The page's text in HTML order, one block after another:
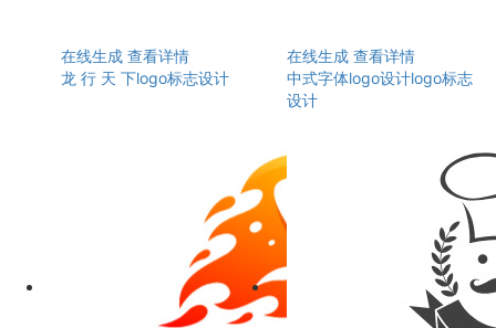
在线生成 查看详情
龙 行 天 下logo标志设计
在线生成 查看详情
中式字体logo设计logo标志
设计